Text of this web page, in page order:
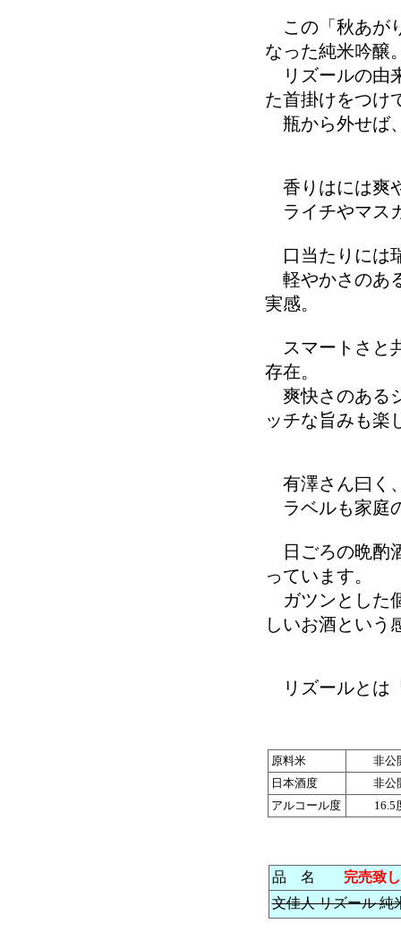
この「秋あが
なった純米吟醸
リズールの由
た首掛けをつけ
瓶から外せば
香りはには爽
ライチやマス
口当たりには
軽やかさのあ
実感。
スマートさと
存在。
爽快さのある
ッチな旨みも楽
有澤さん曰く
ラベルも家庭
日ごろの晩酌
っています。
ガツンとした
しいお酒という
リズールとは
原料米
非公
日本酒度
非公
アルコール度
16.5
品 名 完売致
文佳人 リズール 純